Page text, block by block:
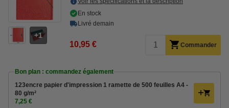
1
En stock
Livré demain
10,95 € Commander
Bon plan : commandez également
123encre papier d'impression 1 ramette de 500 feuilles A4 -
80 g/m²
7,25 €